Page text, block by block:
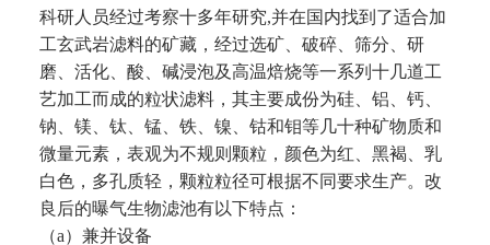
科研人员经过考察十多年研究,并在国内找到了适合加
工玄武岩滤料的矿藏，经过选矿、破碎、筛分、研
磨、活化、酸、碱浸泡及高温焙烧等一系列十几道工
艺加工而成的粒状滤料，其主要成份为硅、铝、钙、
钠、镁、钛、锰、铁、镍、钴和钼等几十种矿物质和
微量元素，表观为不规则颗粒，颜色为红、黑褐、乳
白色，多孔质轻，颗粒粒径可根据不同要求生产。改
良后的曝气生物滤池有以下特点：
（a）兼并设备